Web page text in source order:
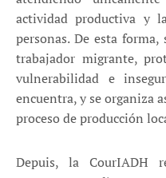
actividad productiva y
personas. De esta
trabajador migrante,
vulnerabilidad e
encuentra, y se organiza
proceso de producción
Depuis, la CourIADH